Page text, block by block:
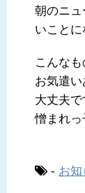
朝のニ
いことに
こんな
お気遣
大丈夫
憎まれっ
- お